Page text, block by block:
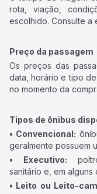
rota, viação,
escolhido. Consulte a
Preço da passagem
Os preços das
data, horário e tipo
no momento da
Tipos de ônibus
• Convencional:
geralmente possuem
• Executivo:
sanitário e, em alguns
• Leito ou Leito-